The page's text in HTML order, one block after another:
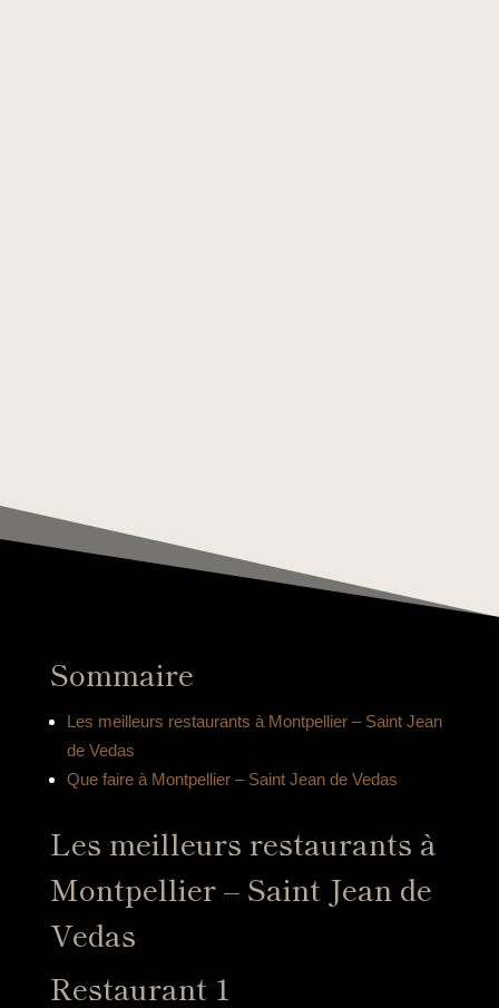
Sommaire
Les meilleurs restaurants à Montpellier – Saint Jean
de Vedas
Que faire à Montpellier – Saint Jean de Vedas
Les meilleurs restaurants à
Montpellier – Saint Jean de
Vedas
Restaurant 1